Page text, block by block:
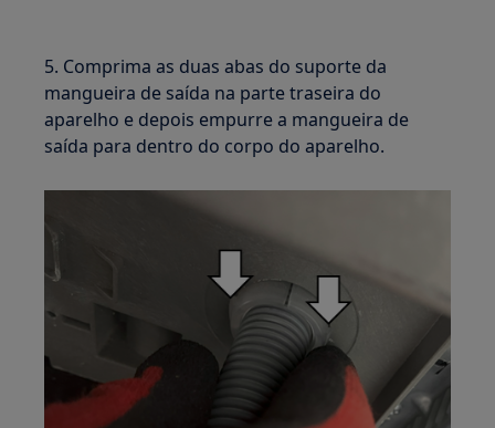
5. Comprima as duas abas do suporte da
mangueira de saída na parte traseira do
aparelho e depois empurre a mangueira de
saída para dentro do corpo do aparelho.